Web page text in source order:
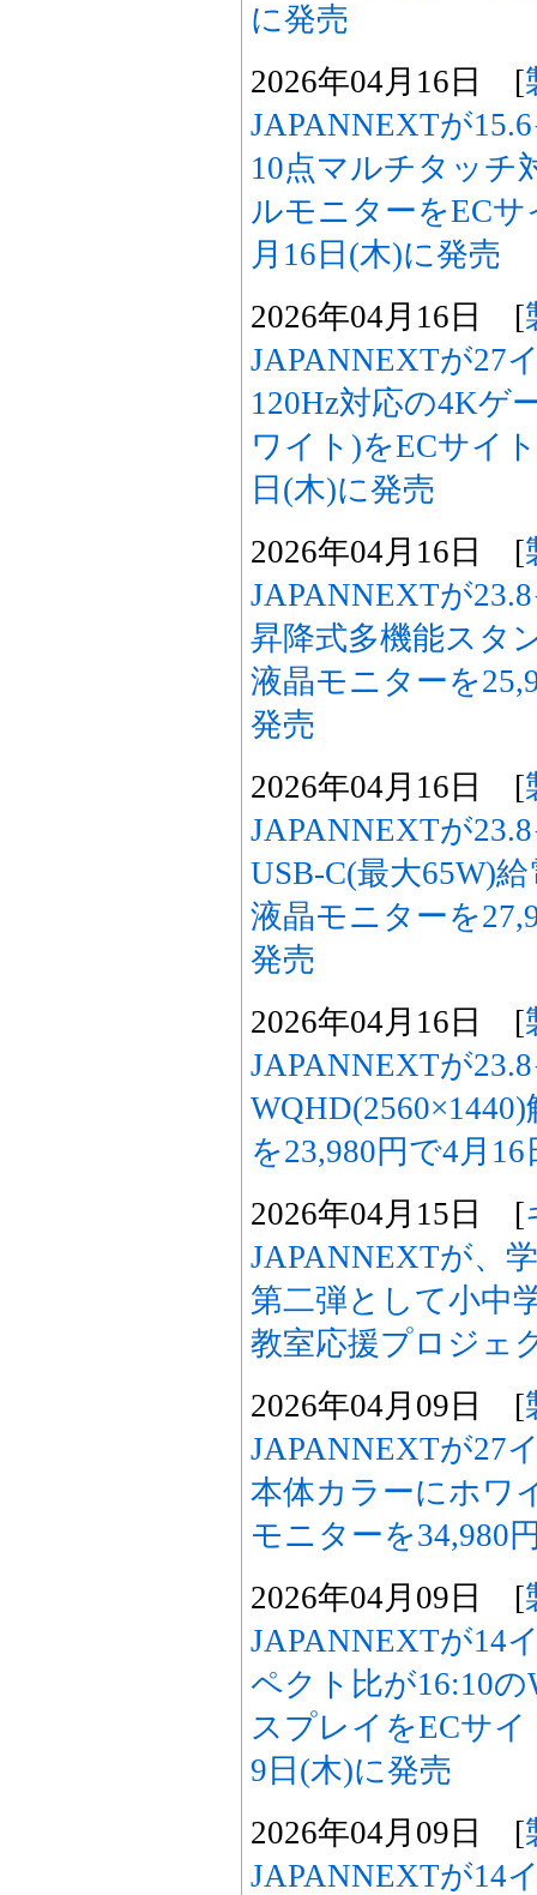
に発売
2026年04月16日 [
JAPANNEXTが
10点マルチタッチ
ルモニターをECサ
月16日(木)に発売
2026年04月16日 [
JAPANNEXTが27
120Hz対応の4Kゲ
ワイト)をECサイ
日(木)に発売
2026年04月16日 [
JAPANNEXTが
昇降式多機能スタ
液晶モニターを
発売
2026年04月16日 [
JAPANNEXTが
USB-C(最大65W)
液晶モニターを
発売
2026年04月16日 [
JAPANNEXTが
を23,980円で4月
2026年04月15日 [
JAPANNEXTが、
第二弾として小中
教室応援プロジェ
2026年04月09日 [
JAPANNEXTが27
本体カラーにホワ
モニターを34,980
2026年04月09日 [
JAPANNEXTが14
ペクト比が16:10
スプレイをECサ
9日(木)に発売
2026年04月09日 [
JAPANNEXTが14